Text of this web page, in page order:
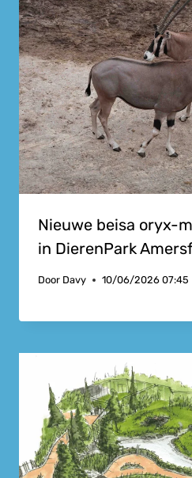
Nieuwe beisa oryx-
in DierenPark
Door Davy 10/06/2026 07:45